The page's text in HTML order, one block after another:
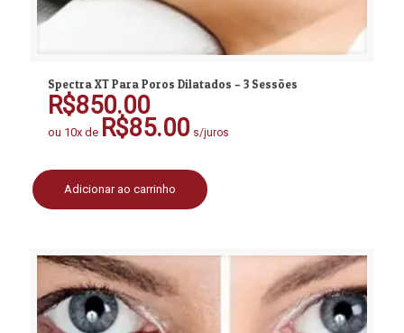
Spectra XT Para Poros Dilatados – 3 Sessões
R$850.00
ou 10x de R$85.00 s/juros
Adicionar ao carrinho